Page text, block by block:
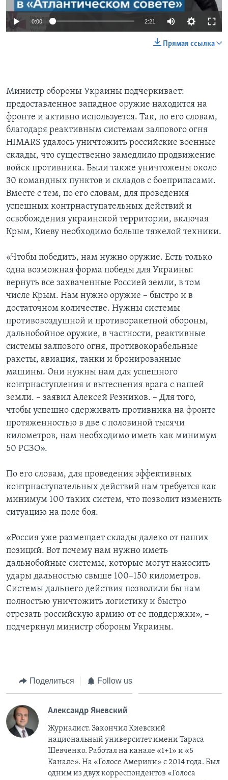
0:00 2:21
Прямая ссылка
Министр обороны Украины подчеркивает:
предоставленное западное оружие находится на
фронте и активно используется. Так, по его словам,
благодаря реактивным системам залпового огня
HIMARS удалось уничтожить российские военные
склады, что существенно замедлило продвижение
войск противника. Были также уничтожены около
30 командных пунктов и складов с боеприпасами.
Вместе с тем, по его словам, для проведения
успешных контрнаступательных действий и
освобождения украинской территории, включая
Крым, Киеву необходимо больше тяжелой техники.
«Чтобы победить, нам нужно оружие. Есть только
одна возможная форма победы для Украины:
вернуть все захваченные Россией земли, в том
числе Крым. Нам нужно оружие – быстро и в
достаточном количестве. Нужны системы
противовоздушной и противоракетной обороны,
дальнобойное оружие, в частности, реактивные
системы залпового огня, противокорабельные
ракеты, авиация, танки и бронированные
машины. Они нужны нам для успешного
контрнаступления и вытеснения врага с нашей
земли. – заявил Алексей Резников. – Для того,
чтобы успешно сдерживать противника на фронте
протяженностью в две с половиной тысячи
километров, нам необходимо иметь как минимум
50 РСЗО».
По его словам, для проведения эффективных
контрнаступательных действий нам требуется как
минимум 100 таких систем, что позволит изменить
ситуацию на поле боя.
«Россия уже размещает склады далеко от наших
позиций. Вот почему нам нужно иметь
дальнобойные системы, которые могут наносить
удары дальностью свыше 100–150 километров.
Системы дальнего действия позволили бы нам
полностью уничтожить логистику и быстро
отрезать российскую армию от ее поддержки», –
подчеркнул министр обороны Украины.
Поделиться Follow us
Александр Яневский
Журналист. Закончил Киевский
национальный университет имени Тараса
Шевченко. Работал на канале «1+1» и «5
Канале». На «Голосе Америки» с 2014 года. Был
одним из двух корреспондентов «Голоса